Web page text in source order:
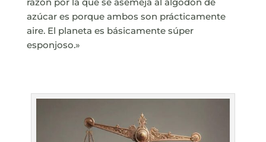
azúcar es porque ambos son prácticamente
aire. El planeta es básicamente súper
esponjoso.»